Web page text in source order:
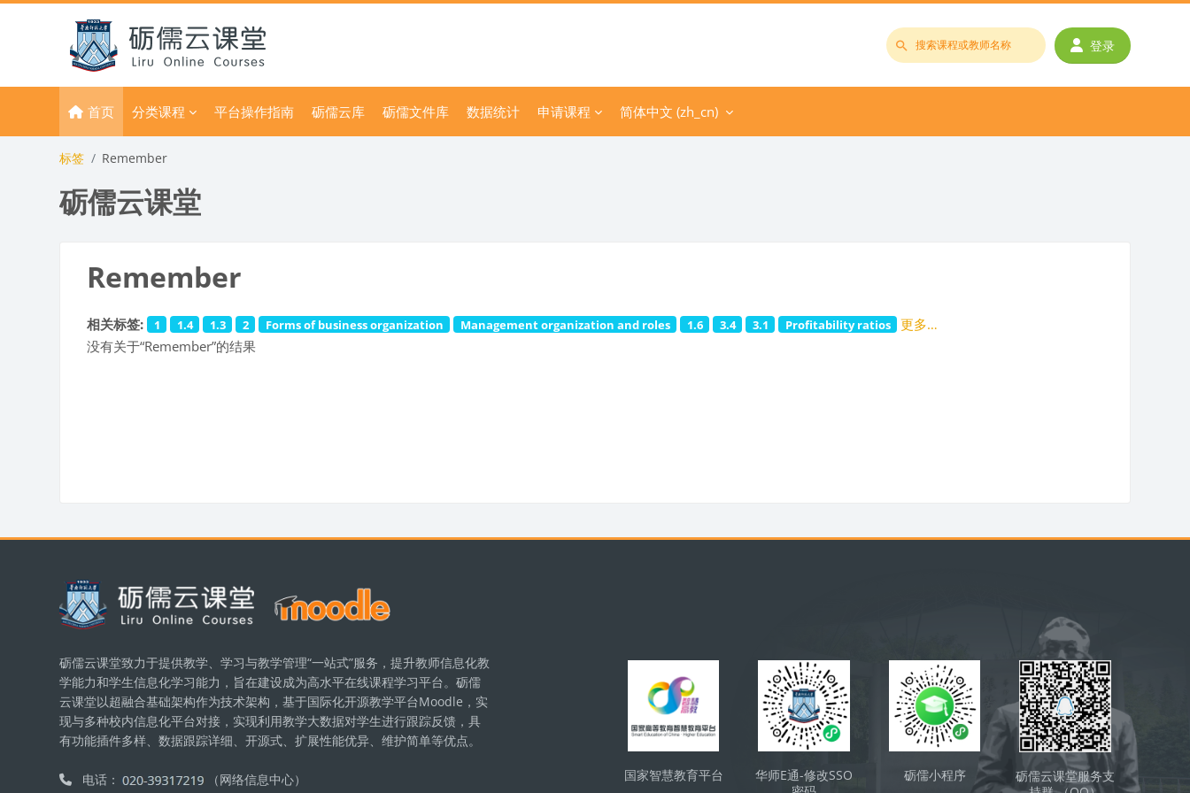
搜
登录
首页 分类课程 平台操作指南 砺儒云库 砺儒文件库 数据统计 申请课程 简体中文 ‎(zh_cn)‎
标签 Remember
砺儒云课堂
Remember
相关标签: 1 1.4 1.3 2 Forms of business organization Management organization and roles 1.6 3.4 3.1 Profitability ratios
更多…
没有关于“Remember”的结果
版块
砺儒云课堂致力于提供教学、学习与教学管理“一站式”服务，提升教师信息化教
学能力和学生信息化学习能力，旨在建设成为高水平在线课程学习平台。砺儒
云课堂以超融合基础架构作为技术架构，基于国际化开源教学平台Moodle，实
现与多种校内信息化平台对接，实现利用教学大数据对学生进行跟踪反馈，具
有功能插件多样、数据跟踪详细、开源式、扩展性能优异、维护简单等优点。
电话： （网络信息中心）
版块
国家智慧教育平台
华师E通-修改SSO
砺儒小程序
砺儒云课堂服务支